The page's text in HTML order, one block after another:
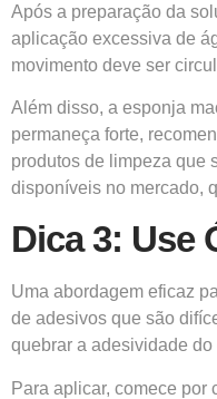
Após a preparação da
aplicação excessiva de
movimento deve ser
Além disso, a esponja
permaneça forte,
produtos de limpeza que
disponíveis no mercado,
Dica 3: Use
Uma abordagem eficaz
de adesivos que são
quebrar a adesividade
Para aplicar, comece